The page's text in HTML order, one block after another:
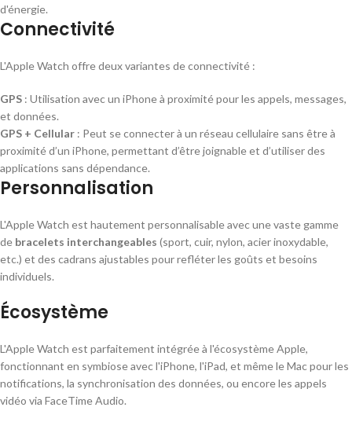
d'énergie.
Connectivité
L'Apple Watch offre deux variantes de connectivité :
GPS : Utilisation avec un iPhone à proximité pour les appels, messages,
et données.
GPS + Cellular : Peut se connecter à un réseau cellulaire sans être à
proximité d’un iPhone, permettant d’être joignable et d’utiliser des
applications sans dépendance.
Personnalisation
L'Apple Watch est hautement personnalisable avec une vaste gamme
de bracelets interchangeables (sport, cuir, nylon, acier inoxydable,
etc.) et des cadrans ajustables pour refléter les goûts et besoins
individuels.
Écosystème
L'Apple Watch est parfaitement intégrée à l'écosystème Apple,
fonctionnant en symbiose avec l'iPhone, l'iPad, et même le Mac pour les
notifications, la synchronisation des données, ou encore les appels
vidéo via FaceTime Audio.